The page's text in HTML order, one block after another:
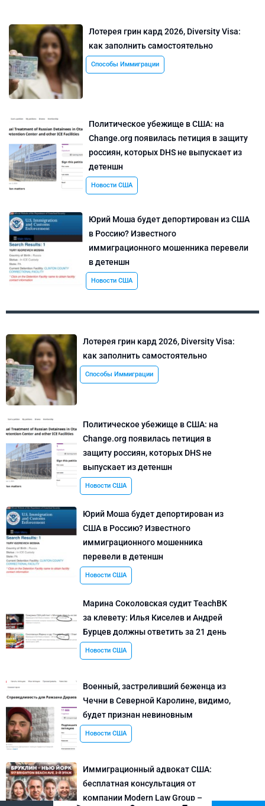
Лотерея грин кард 2026, Diversity Visa:
как заполнить самостоятельно
Способы Иммиграции
Политическое убежище в США: на
Change.org появилась петиция в защиту
россиян, которых DHS не выпускает из
детеншн
Новости США
Юрий Моша будет депортирован из США
в Россию? Известного
иммиграционного мошенника перевели
в детеншн
Новости США
Лотерея грин кард 2026, Diversity Visa:
как заполнить самостоятельно
Способы Иммиграции
Политическое убежище в США: на
Change.org появилась петиция в
защиту россиян, которых DHS не
выпускает из детеншн
Новости США
Юрий Моша будет депортирован из
США в Россию? Известного
иммиграционного мошенника
перевели в детеншн
Новости США
Марина Соколовская судит TeachBK
за клевету: Илья Киселев и Андрей
Бурцев должны ответить за 21 день
Новости США
Военный, застреливший беженца из
Чечни в Северной Каролине, видимо,
будет признан невиновным
Новости США
Иммиграционный адвокат США:
бесплатная консультация от
компании Modern Law Group –